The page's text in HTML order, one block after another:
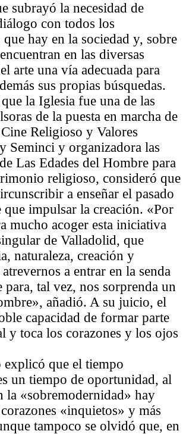
subrayó la necesidad de
con todos los
que hay en la sociedad y, sobre
en las diversas
arte una vía adecuada para
sus propias búsquedas.
la Iglesia fue una de las
de la puesta en marcha de
Religioso y Valores
Seminci y organizadora las
Las Edades del Hombre para
religioso, consideró que
a enseñar el pasado
que impulsar la creación. «Por
mucho acoger esta iniciativa
de Valladolid, que
naturaleza, creación y
a entrar en la senda
tal vez, nos sorprenda un
añadió. A su juicio, el
capacidad de formar parte
y toca los corazones y los ojos
que el tiempo
un tiempo de oportunidad, al
la «sobremodernidad» hay
«inquietos» y más
tampoco se olvidó que, en